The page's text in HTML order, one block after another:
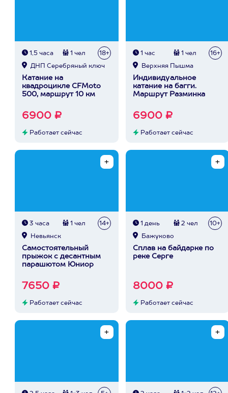
1,5 часа 1 чел 18+
ДНП Серебряный ключ
Катание на
квадроцикле CFMoto
500, маршрут 10 км
6900 ₽
Работает сейчас
1 час 1 чел 16+
Верхняя Пышма
Индивидуальное
катание на багги.
Маршрут Разминка
6900 ₽
Работает сейчас
3 часа 1 чел 14+
Невьянск
Самостоятельный
прыжок с десантным
парашютом Юниор
7650 ₽
Работает сейчас
1 день 2 чел 10+
Бажуково
Сплав на байдарке по
реке Серге
8000 ₽
Работает сейчас